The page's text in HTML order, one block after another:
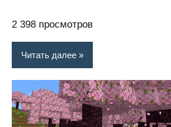
2 398 просмотров
Читать далее